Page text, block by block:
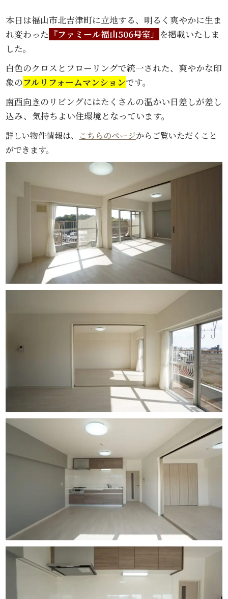
本日は福山市北吉津町に立地する、明るく爽やかに生ま
れ変わった 『ファミール福山506号室』 を掲載いたしま
した。
白色のクロスとフローリングで統一された、爽やかな印
象のフルリフォームマンションです。
南西向きのリビングにはたくさんの温かい日差しが差し
込み、気持ちよい住環境となっています。
詳しい物件情報は、 こちらのページからご覧いただくこと
ができます。